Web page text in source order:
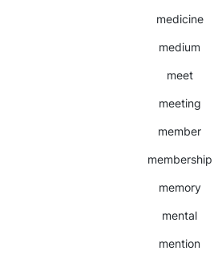
medicine
medium
meet
meeting
member
membership
memory
mental
mention